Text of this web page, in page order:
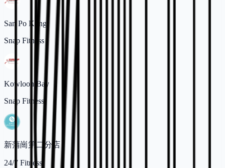
San Po Kong
Snap Fitness
Kowloon Bay
Snap Fitness
新蒲崗第二分店
24/7 Fitness